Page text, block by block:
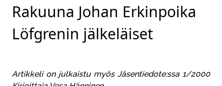
Rakuuna Johan Erkinpoika
Löfgrenin jälkeläiset
Artikkeli on julkaistu myös Jäsentiedote:ssa 1/2000